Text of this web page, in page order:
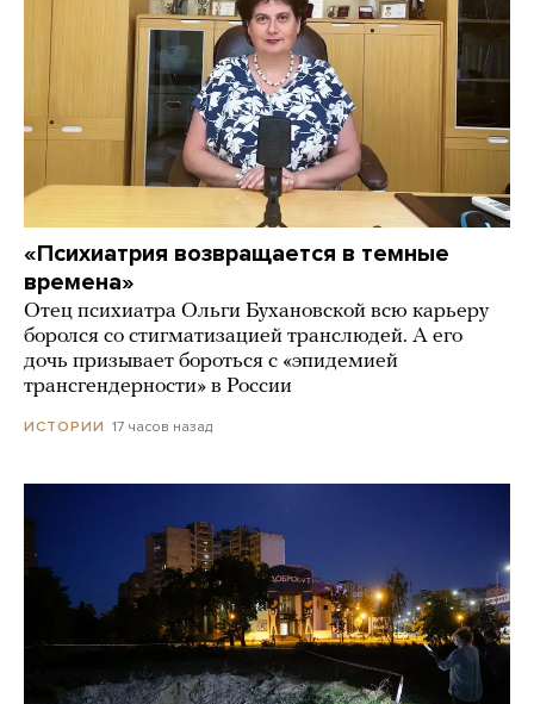
«Психиатрия возвращается в темные
времена»
Отец психиатра Ольги Бухановской всю карьеру
боролся со стигматизацией транслюдей. А его
дочь призывает бороться с «эпидемией
трансгендерности» в России
ИСТОРИИ 17 часов назад